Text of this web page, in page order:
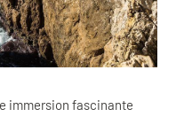
immersion fascinante